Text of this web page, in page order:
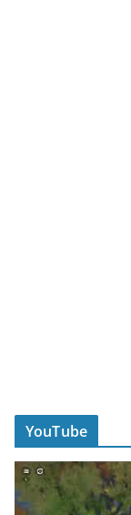
YouTube